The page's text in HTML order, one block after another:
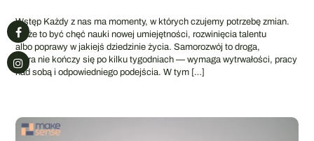
Wstęp Każdy z nas ma momenty, w których czujemy potrzebę zmian.
Może to być chęć nauki nowej umiejętności, rozwinięcia talentu
albo poprawy w jakiejś dziedzinie życia. Samorozwój to droga,
która nie kończy się po kilku tygodniach — wymaga wytrwałości, pracy
nad sobą i odpowiedniego podejścia. W tym […]